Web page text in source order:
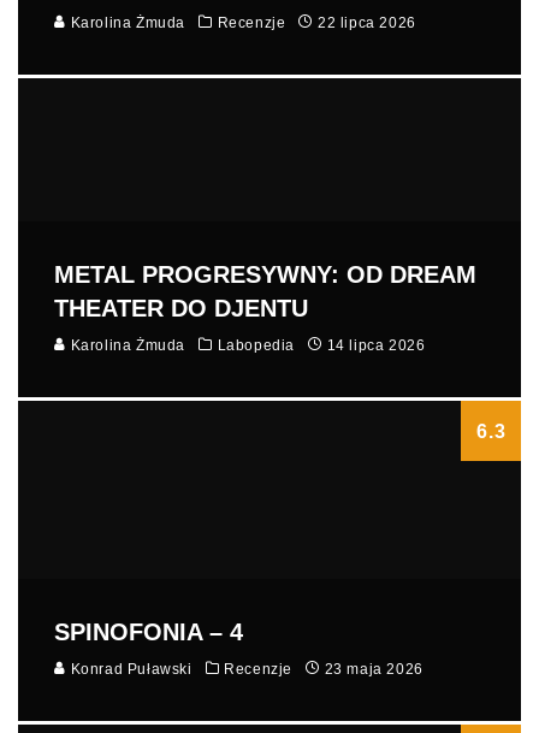
Karolina Żmuda Recenzje 22 lipca 2026
METAL PROGRESYWNY: OD DREAM
THEATER DO DJENTU
Karolina Żmuda Labopedia 14 lipca 2026
6.3
SPINOFONIA – 4
Konrad Puławski Recenzje 23 maja 2026